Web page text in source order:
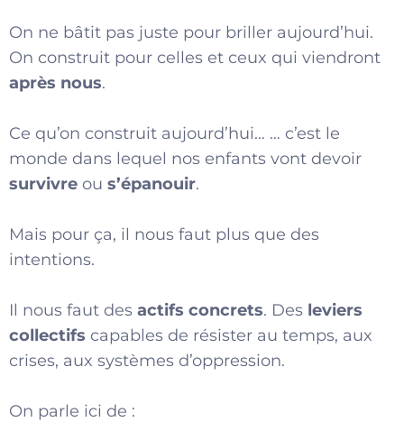
On ne bâtit pas juste pour briller aujourd’hui.
On construit pour celles et ceux qui viendront
après nous.
Ce qu’on construit aujourd’hui… … c’est le
monde dans lequel nos enfants vont devoir
survivre ou s’épanouir.
Mais pour ça, il nous faut plus que des
intentions.
Il nous faut des actifs concrets. Des leviers
collectifs capables de résister au temps, aux
crises, aux systèmes d’oppression.
On parle ici de :